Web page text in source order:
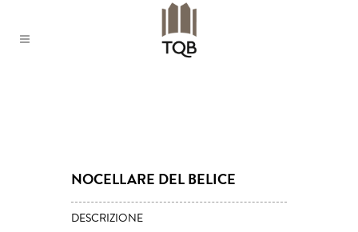
NOCELLARE DEL BELICE
DESCRIZIONE